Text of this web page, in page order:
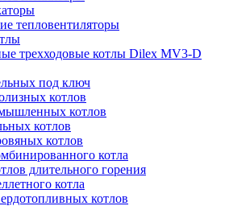
тепловентиляторы
трехходовые котлы Dilex MV3-D
под ключ
котлов
котлов
котлов
котлов
котла
длительного горения
котла
котлов